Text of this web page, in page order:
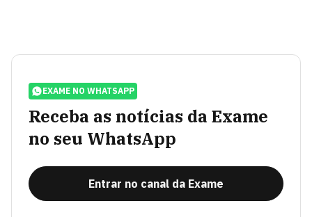
EXAME NO WHATSAPP
Receba as notícias da Exame
no seu WhatsApp
Entrar no canal da Exame